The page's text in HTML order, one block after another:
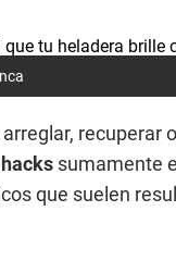
recuperar
hacks sumamente
que suelen